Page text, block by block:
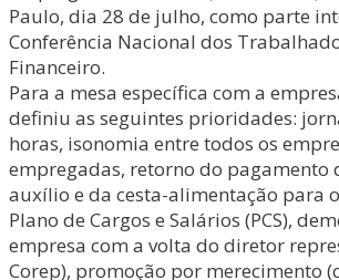
Paulo, dia 28 de julho, como parte
Conferência Nacional dos
Financeiro.
Para a mesa específica com a
definiu as seguintes prioridades:
horas, isonomia entre todos os
empregadas, retorno do pagamento
auxílio e da cesta-alimentação para
Plano de Cargos e Salários (PCS),
empresa com a volta do diretor
Corep), promoção por merecimento